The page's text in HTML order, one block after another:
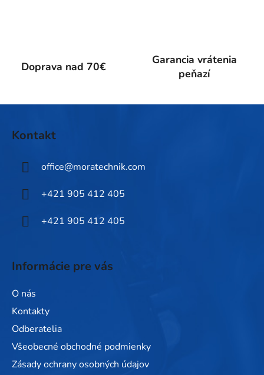
u
Doprava nad 70€
Garancia vrátenia
peňazí
Kontakt
office@moratechnik.com
+421 905 412 405
+421 905 412 405
Informácie pre vás
O nás
Kontakty
Odberatelia
Všeobecné obchodné podmienky
Zásady ochrany osobných údajov